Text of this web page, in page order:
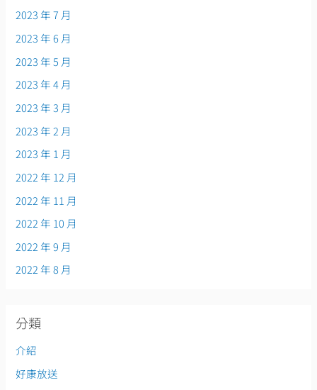
2023 年 7 月
2023 年 6 月
2023 年 5 月
2023 年 4 月
2023 年 3 月
2023 年 2 月
2023 年 1 月
2022 年 12 月
2022 年 11 月
2022 年 10 月
2022 年 9 月
2022 年 8 月
分類
介紹
好康放送